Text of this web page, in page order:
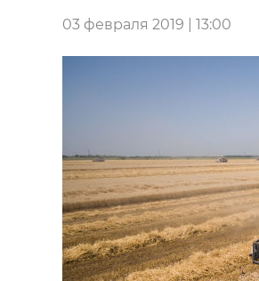
03 февраля 2019 | 13:00